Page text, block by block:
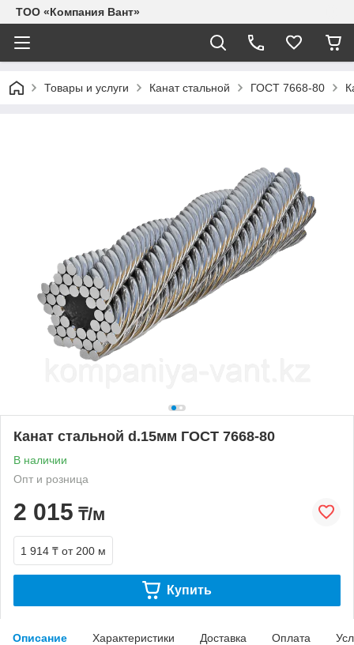
ТОО «Компания Вант»
Товары и услуги Канат стальной ГОСТ 7668-80
Канат стальной d.15мм ГОСТ 7668-80
В наличии
Опт и розница
2 015 ₸/м
1 914 ₸ от 200 м
Купить
Описание Характеристики Доставка Оплата